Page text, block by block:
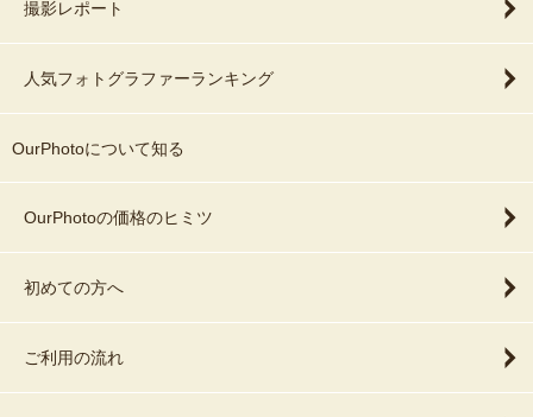
撮影レポート
人気フォトグラファーランキング
OurPhotoについて知る
OurPhotoの価格のヒミツ
初めての方へ
ご利用の流れ